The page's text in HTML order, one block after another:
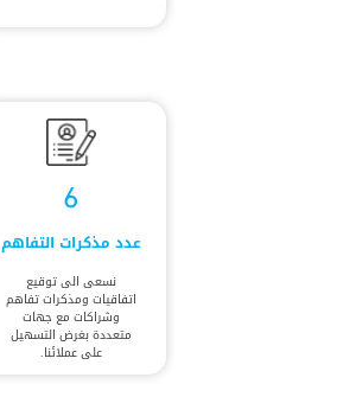
6
عدد مذكرات التفاهم
نسعى الى توقيع
اتفاقيات ومذكرات تفاهم
وشراكات مع جهات
متعددة بغرض التسهيل
على عملائنا.